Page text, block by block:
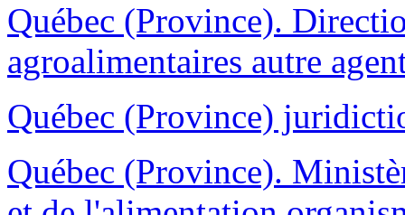
Québec (Province).
agroalimentaires autre
Québec (Province)
Québec (Province).